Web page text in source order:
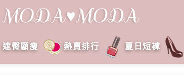
遮臀顯瘦 熱賣排行 夏日短褲